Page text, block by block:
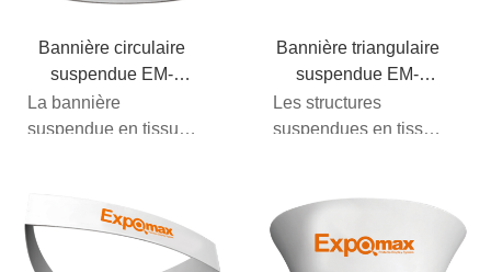
Bannière circulaire
suspendue EM-
17D11
La bannière
suspendue en tissu
faire remarquer. Ces
éléments
supplémentaires...
Bannière triangulaire
suspendue EM-
17D31
Les structures
suspendues en tissu
cadres tubulaires en
aluminium
économiques avec...